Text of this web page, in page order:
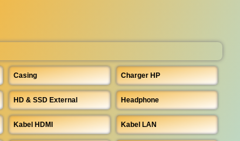
Casing Charger HP
HD & SSD External Headphone
Kabel HDMI Kabel LAN